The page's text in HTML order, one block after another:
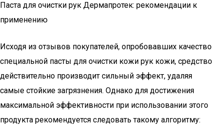
Паста для очистки рук Дермапротек: рекомендации к
применению
Исходя из отзывов покупателей, опробовавших качество
специальной пасты для очистки кожи рук кожи, средство
действительно производит сильный эффект, удаляя
самые стойкие загрязнения. Однако для достижения
максимальной эффективности при использовании этого
продукта рекомендуется следовать такому алгоритму: